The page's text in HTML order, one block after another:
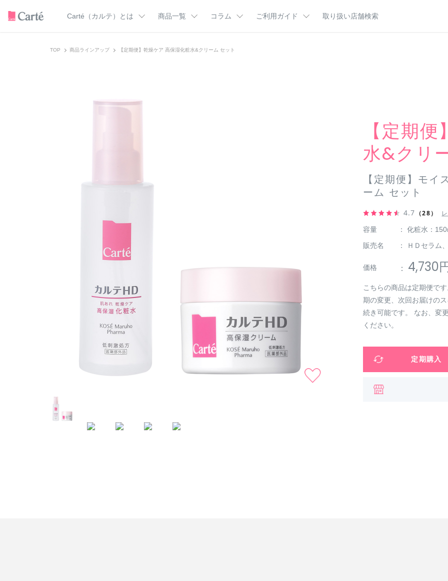
Carté（カルテ）とは 商品一覧 コラム ご利用ガイド 取り扱い店舗検索
Carté（カルテ）のこだわり
カテゴリー一覧
フェイスクリーム
ドクターズコラムご利用ガイドTOP
TOP 商品ラインアップ 【定期便】乾燥ケア 高保湿化粧水&クリーム セット
【定期便】モイ
ーム セット
4.7 （28）
【定期
水&クリ
容量
： 化粧水：
販売名
： ＨＤセラム
価格 ： 4,730
こちらの商品は定期便で
期の変更、次回お届けの
続き可能です。 なお、変
ください。
定期購入